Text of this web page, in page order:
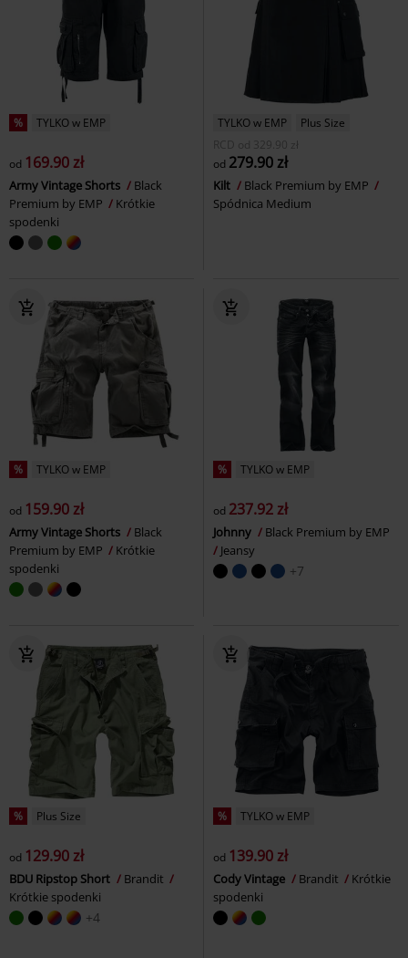
% TYLKO w EMP
od 169.90 zł
Army Vintage Shorts
Black
Premium by EMP
Krótkie
spodenki
TYLKO w EMP
Plus Size
RCD
od 329.90 zł
od 279.90 zł
Kilt
Black Premium by EMP
Spódnica Medium
% TYLKO w EMP
od 159.90 zł
Army Vintage Shorts
Black
Premium by EMP
Krótkie
spodenki
% TYLKO w EMP
od 237.92 zł
Johnny
Black Premium by EMP
Jeansy
+7
% Plus Size
od 129.90 zł
BDU Ripstop Short
Brandit
Krótkie spodenki
+4
% TYLKO w EMP
od 139.90 zł
Cody Vintage Brandit
Krótkie
spodenki